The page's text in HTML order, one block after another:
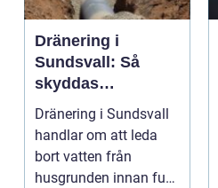
Dränering i
Sundsvall: Så
skyddas
husgrunden mot
fukt
Dränering i Sundsvall
handlar om att leda
bort vatten från
husgrunden innan fukt